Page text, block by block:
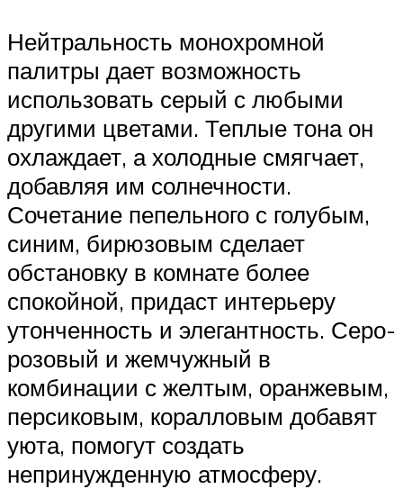
Нейтральность монохромной
палитры дает возможность
использовать серый с любыми
другими цветами. Теплые тона он
охлаждает, а холодные смягчает,
добавляя им солнечности.
Сочетание пепельного с голубым,
синим, бирюзовым сделает
обстановку в комнате более
спокойной, придаст интерьеру
утонченность и элегантность. Серо-
розовый и жемчужный в
комбинации с желтым, оранжевым,
персиковым, коралловым добавят
уюта, помогут создать
непринужденную атмосферу.